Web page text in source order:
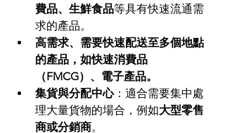
費品、生鮮食品等具有快速流通需
求的產品。
高需求、需要快速配送至多個地點
的產品，如快速消費品
（FMCG）、電子產品。
集貨與分配中心：適合需要集中處
理大量貨物的場合，例如大型零售
商或分銷商。